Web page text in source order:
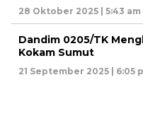
28 Oktober 2025 | 5:43 am
Dandim 0205/TK
Kokam Sumut
21 September 2025 | 6:05